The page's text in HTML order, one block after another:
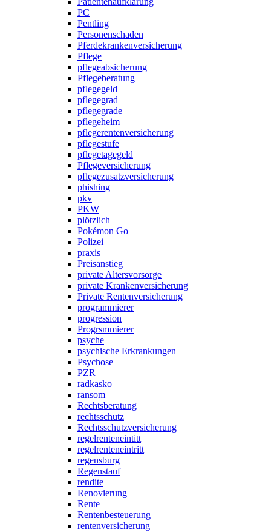
PC
Pentling
Personenschaden
Pferdekrankenversicherung
Pflege
pflegeabsicherung
Pflegeberatung
pflegegeld
pflegegrad
pflegegrade
pflegeheim
pflegerentenversicherung
pflegestufe
pflegetagegeld
Pflegeversicherung
pflegezusatzversicherung
phishing
pkv
PKW
plötzlich
Pokémon Go
Polizei
praxis
Preisanstieg
private Altersvorsorge
private Krankenversicherung
Private Rentenversicherung
programmierer
progression
Progrsmmierer
psyche
psychische Erkrankungen
Psychose
PZR
radkasko
ransom
Rechtsberatung
rechtsschutz
Rechtsschutzversicherung
regelrenteneintitt
regelrenteneintritt
regensburg
Regenstauf
rendite
Renovierung
Rente
Rentenbesteuerung
rentenversicherung